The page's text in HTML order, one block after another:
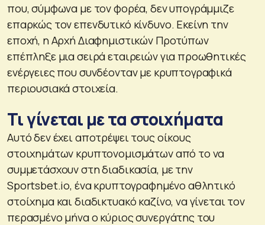
που, σύμφωνα με τον φορέα, δεν υπογράμμιζε
επαρκώς τον επενδυτικό κίνδυνο. Εκείνη την
εποχή, η Αρχή Διαφημιστικών Προτύπων
επέπληξε μια σειρά εταιρειών για προωθητικές
ενέργειες που συνδέονταν με κρυπτογραφικά
περιουσιακά στοιχεία.
Τι γίνεται με τα στοιχήματα
Αυτό δεν έχει αποτρέψει τους οίκους
στοιχημάτων κρυπτονομισμάτων από το να
συμμετάσχουν στη διαδικασία, με την
Sportsbet.io, ένα κρυπτογραφημένο αθλητικό
στοίχημα και διαδικτυακό καζίνο, να γίνεται τον
περασμένο μήνα ο κύριος συνεργάτης του